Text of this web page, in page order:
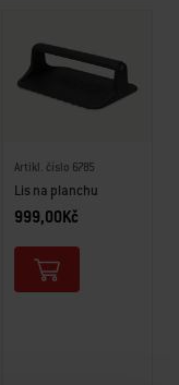
Artikl. číslo 6785
Lis na planchu
999,00Kč